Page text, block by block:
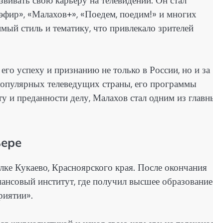
«Малахов+», «Поедем, поедим!» и многих
стиль и тематику, что привлекало зрителей
успеху и признанию не только в России, но и за
телеведущих страны, его программы
и преданности делу, Малахов стал одним из
Кукаево, Красноярского края. После окончания
институт, где получил высшее образование